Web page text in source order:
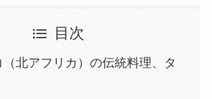
目次
（北アフリカ）の伝統料理、タ